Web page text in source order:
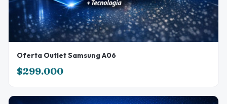
Oferta Outlet Samsung A06
$299.000